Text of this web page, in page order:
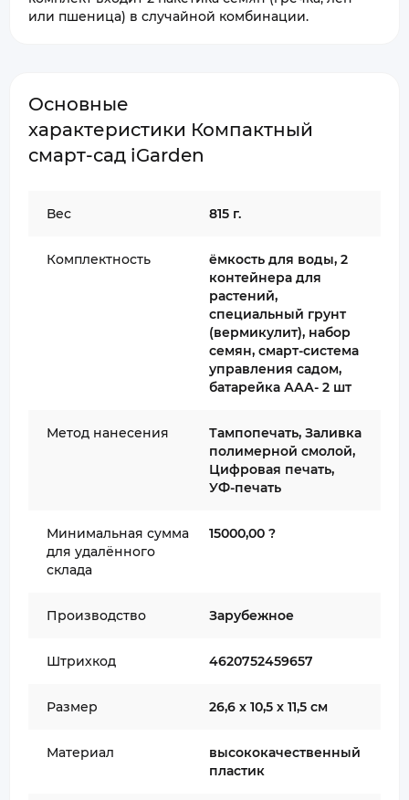
или пшеница) в случайной комбинации.
Основные
характеристики Компактный
смарт-сад iGarden
Вес 815 г.
Комплектность
ёмкость для воды, 2
контейнера для
растений,
специальный грунт
(вермикулит), набор
семян, смарт-система
управления садом,
батарейка ААА- 2 шт
Метод нанесения
Тампопечать, Заливка
полимерной смолой,
Цифровая печать,
УФ-печать
Минимальная сумма
для удалённого
склада
15000,00 ?
Производство Зарубежное
Штрихкод 4620752459657
Размер 26,6 х 10,5 х 11,5 см
Материал
высококачественный
пластик